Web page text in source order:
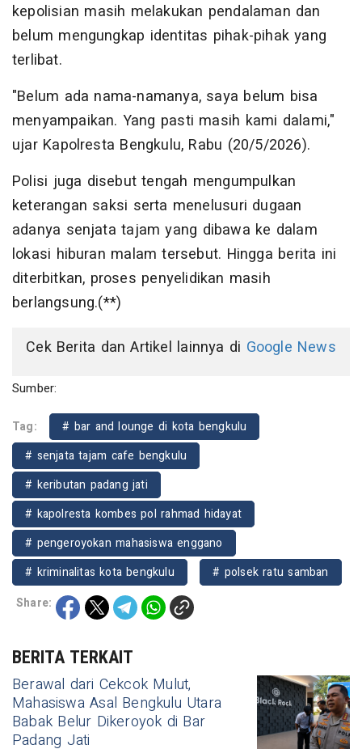
kepolisian masih melakukan pendalaman dan
belum mengungkap identitas pihak-pihak yang
terlibat.
"Belum ada nama-namanya, saya belum bisa
menyampaikan. Yang pasti masih kami dalami,"
ujar Kapolresta Bengkulu, Rabu (20/5/2026).
Polisi juga disebut tengah mengumpulkan
keterangan saksi serta menelusuri dugaan
adanya senjata tajam yang dibawa ke dalam
lokasi hiburan malam tersebut. Hingga berita ini
diterbitkan, proses penyelidikan masih
berlangsung.(**)
Cek Berita dan Artikel lainnya di Google News
Sumber:
Tag:
# bar and lounge di kota bengkulu
# senjata tajam cafe bengkulu
# keributan padang jati
# kapolresta kombes pol rahmad hidayat
# pengeroyokan mahasiswa enggano
# kriminalitas kota bengkulu
# polsek ratu samban
Share:
BERITA TERKAIT
Berawal dari Cekcok Mulut,
Mahasiswa Asal Bengkulu Utara
Babak Belur Dikeroyok di Bar
Padang Jati